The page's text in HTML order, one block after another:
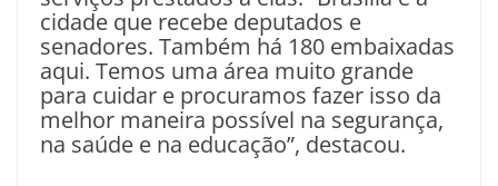
cidade que recebe deputados e
senadores. Também há 180 embaixadas
aqui. Temos uma área muito grande
para cuidar e procuramos fazer isso da
melhor maneira possível na segurança,
na saúde e na educação”, destacou.